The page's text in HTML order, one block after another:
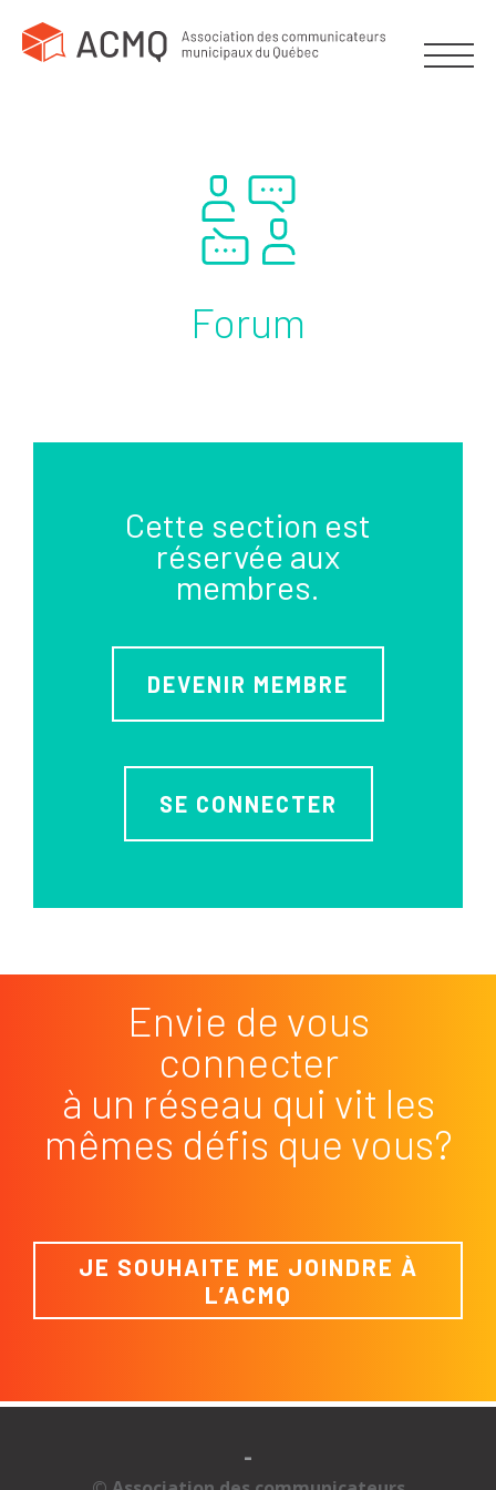
Forum
Cette section est
réservée aux
membres.
DEVENIR MEMBRE
SE CONNECTER
Envie de vous
connecter
à un réseau qui vit les
mêmes défis que vous?
JE SOUHAITE ME JOINDRE À
L’ACMQ
-